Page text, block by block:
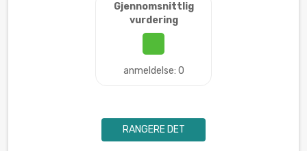
Gjennomsnittlig
vurdering
anmeldelse: 0
RANGERE DET